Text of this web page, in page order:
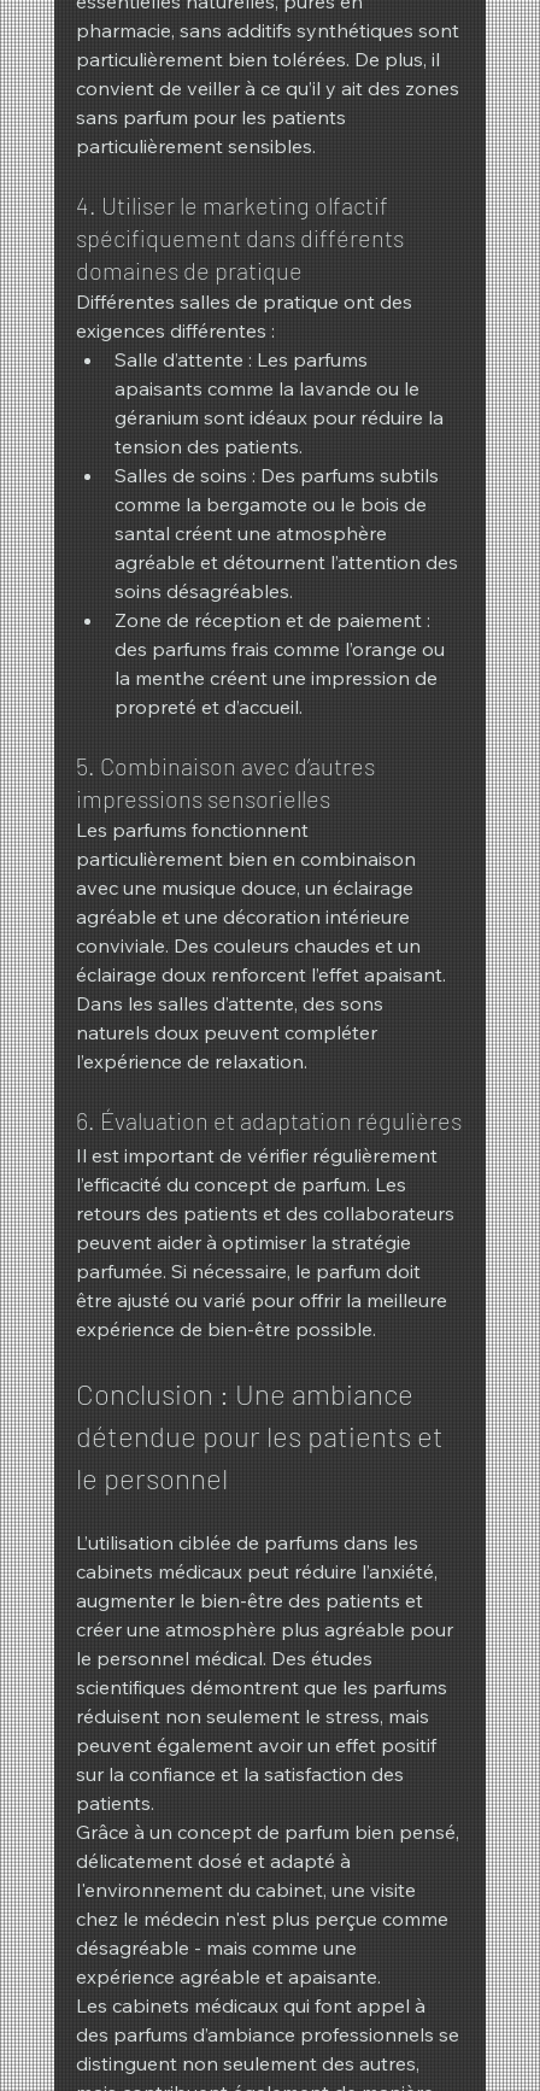
pharmacie, sans additifs synthétiques sont
particulièrement bien tolérées. De plus, il
convient de veiller à ce qu’il y ait des zones
sans parfum pour les patients
particulièrement sensibles.
4. Utiliser le marketing olfactif
spécifiquement dans différents
domaines de pratique
Différentes salles de pratique ont des
exigences différentes :
Salle d’attente : Les parfums
apaisants comme la lavande ou le
géranium sont idéaux pour réduire la
tension des patients.
Salles de soins : Des parfums subtils
comme la bergamote ou le bois de
santal créent une atmosphère
agréable et détournent l’attention des
soins désagréables.
Zone de réception et de paiement :
des parfums frais comme l’orange ou
la menthe créent une impression de
propreté et d’accueil.
5. Combinaison avec d’autres
impressions sensorielles
Les parfums fonctionnent
particulièrement bien en combinaison
avec une musique douce, un éclairage
agréable et une décoration intérieure
conviviale. Des couleurs chaudes et un
éclairage doux renforcent l’effet apaisant.
Dans les salles d’attente, des sons
naturels doux peuvent compléter
l’expérience de relaxation.
6. Évaluation et adaptation régulières
Il est important de vérifier régulièrement
l’efficacité du concept de parfum. Les
retours des patients et des collaborateurs
peuvent aider à optimiser la stratégie
parfumée. Si nécessaire, le parfum doit
être ajusté ou varié pour offrir la meilleure
expérience de bien-être possible.
Conclusion : Une ambiance
détendue pour les patients et
le personnel
L’utilisation ciblée de parfums dans les
cabinets médicaux peut réduire l’anxiété,
augmenter le bien-être des patients et
créer une atmosphère plus agréable pour
le personnel médical. Des études
scientifiques démontrent que les parfums
réduisent non seulement le stress, mais
peuvent également avoir un effet positif
sur la confiance et la satisfaction des
patients.
Grâce à un concept de parfum bien pensé,
délicatement dosé et adapté à
l'environnement du cabinet, une visite
chez le médecin n'est plus perçue comme
désagréable - mais comme une
expérience agréable et apaisante.
Les cabinets médicaux qui font appel à
des parfums d’ambiance professionnels se
distinguent non seulement des autres,